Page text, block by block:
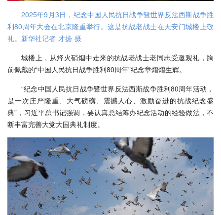
2025年9月3日，纪念中国人民抗日战争暨世界反法西斯战争胜
利80周年大会在北京隆重举行。这是抗战老战士在天安门城楼上敬
礼。新华社记者 才扬 摄
城楼上，从烽火硝烟中走来的抗战老战士老同志受邀观礼，胸
前佩戴的“中国人民抗日战争胜利80周年”纪念章熠熠生辉。
“纪念中国人民抗日战争暨世界反法西斯战争胜利80周年活动，
是一次庄严隆重、大气磅礴、震撼人心、激励奋进的抗战纪念盛
典”，习近平总书记强调，要认真总结筹办纪念活动的经验做法，不
断丰富完善大党大国典礼制度。